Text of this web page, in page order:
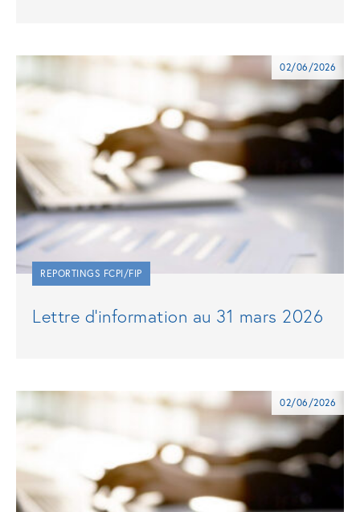
02/06/2026
REPORTINGS FCPI/FIP
Lettre d’information au 31 mars 2026
02/06/2026